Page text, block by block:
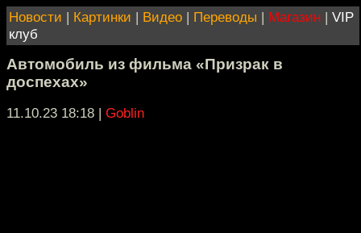
Новости | Картинки | Видео | Переводы | Магазин | VIP
клуб
Автомобиль из фильма «Призрак в
доспехах»
11.10.23 18:18 | Goblin